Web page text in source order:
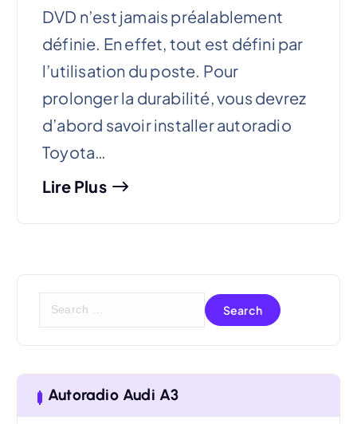
DVD n’est jamais préalablement
définie. En effet, tout est défini par
l’utilisation du poste. Pour
prolonger la durabilité, vous devrez
d’abord savoir installer autoradio
Toyota…
Lire Plus
e
r
c
Autoradio Audi A3